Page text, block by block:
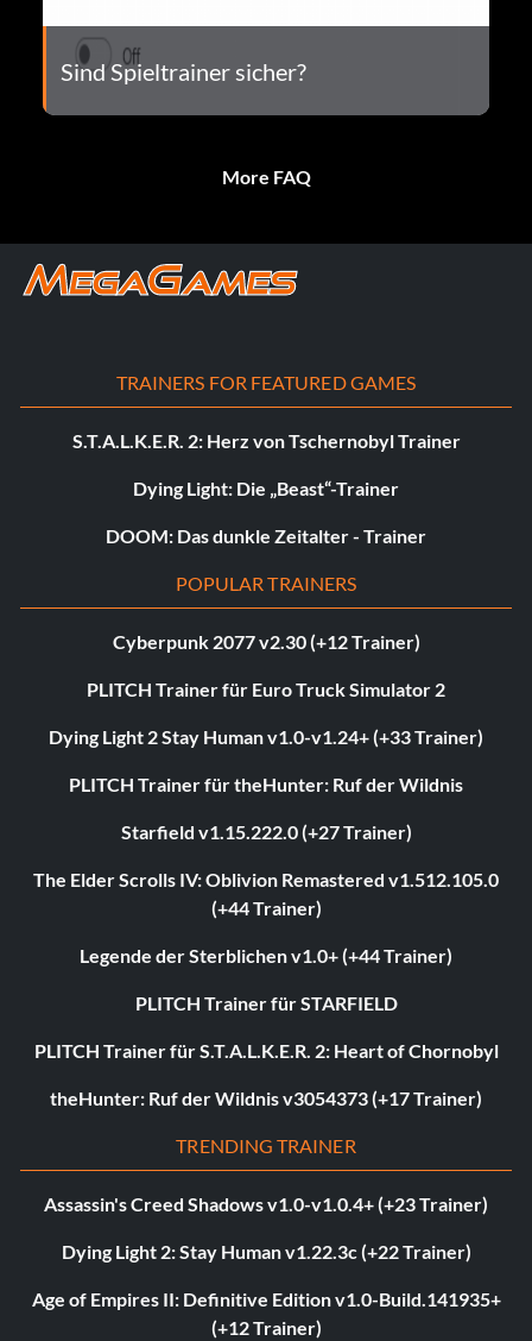
Sind Spieltrainer sicher?
More FAQ
TRAINERS FOR FEATURED GAMES
S.T.A.L.K.E.R. 2: Herz von Tschernobyl Trainer
Dying Light: Die „Beast“-Trainer
DOOM: Das dunkle Zeitalter - Trainer
POPULAR TRAINERS
Cyberpunk 2077 v2.30 (+12 Trainer)
PLITCH Trainer für Euro Truck Simulator 2
Dying Light 2 Stay Human v1.0-v1.24+ (+33 Trainer)
PLITCH Trainer für theHunter: Ruf der Wildnis
Starfield v1.15.222.0 (+27 Trainer)
The Elder Scrolls IV: Oblivion Remastered v1.512.105.0
(+44 Trainer)
Legende der Sterblichen v1.0+ (+44 Trainer)
PLITCH Trainer für STARFIELD
PLITCH Trainer für S.T.A.L.K.E.R. 2: Heart of Chornobyl
theHunter: Ruf der Wildnis v3054373 (+17 Trainer)
TRENDING TRAINER
Assassin's Creed Shadows v1.0-v1.0.4+ (+23 Trainer)
Dying Light 2: Stay Human v1.22.3c (+22 Trainer)
Age of Empires II: Definitive Edition v1.0-Build.141935+
(+12 Trainer)